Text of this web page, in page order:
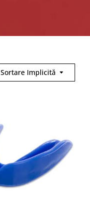
Sortare Implicită